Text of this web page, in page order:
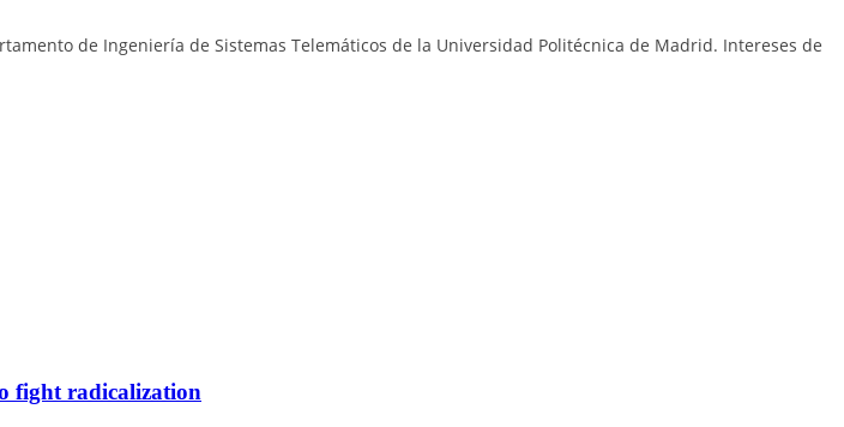
de Ingeniería de Sistemas Telemáticos de la Universidad Politécnica de Madrid. Intereses de
fight radicalization